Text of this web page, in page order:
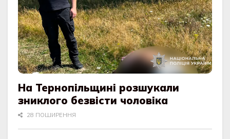
На Тернопільщині розшукали
зниклого безвісти чоловіка
28 ПОШИРЕННЯ